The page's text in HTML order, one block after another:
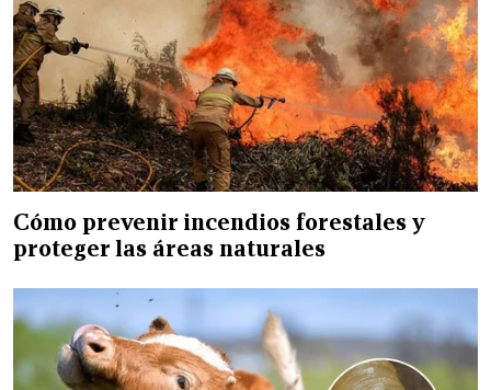
Cómo prevenir incendios forestales y
proteger las áreas naturales